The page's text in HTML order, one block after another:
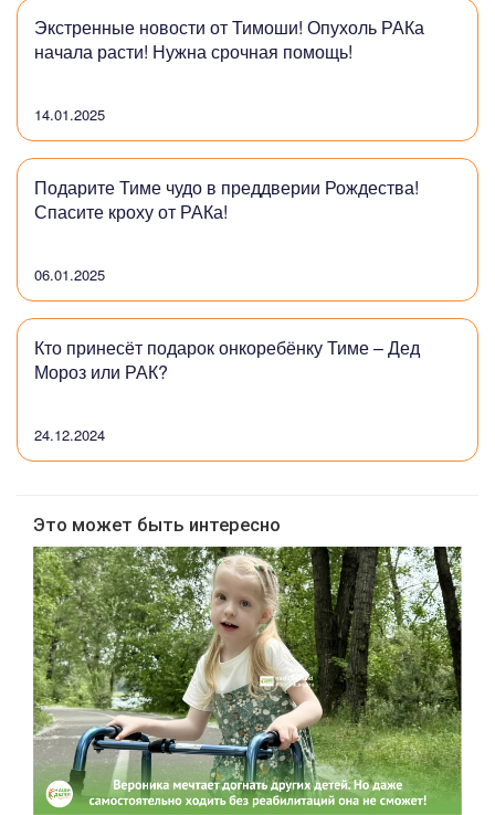
Экстренные новости от Тимоши! Опухоль РАКа
начала расти! Нужна срочная помощь!
14.01.2025
Подарите Тиме чудо в преддверии Рождества!
Спасите кроху от РАКа!
06.01.2025
Кто принесёт подарок онкоребёнку Тиме – Дед
Мороз или РАК?
24.12.2024
Это может быть интересно